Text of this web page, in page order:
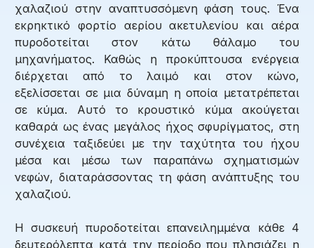
χαλαζιού στην αναπτυσσόμενη φάση τους. Ένα
εκρηκτικό φορτίο αερίου ακετυλενίου και αέρα
πυροδοτείται στον κάτω θάλαμο του
μηχανήματος. Καθώς η προκύπτουσα ενέργεια
διέρχεται από το λαιμό και στον κώνο,
εξελίσσεται σε μια δύναμη η οποία μετατρέπεται
σε κύμα. Αυτό το κρουστικό κύμα ακούγεται
καθαρά ως ένας μεγάλος ήχος σφυρίγματος, στη
συνέχεια ταξιδεύει με την ταχύτητα του ήχου
μέσα και μέσω των παραπάνω σχηματισμών
νεφών, διαταράσσοντας τη φάση ανάπτυξης του
χαλαζιού.
Η συσκευή πυροδοτείται επανειλημμένα κάθε 4
δευτερόλεπτα κατά την περίοδο που πλησιάζει η